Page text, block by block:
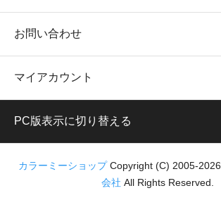
お問い合わせ
マイアカウント
PC版表示に切り替える
カラーミーショップ Copyright (C) 2005-2026
会社 All Rights Reserved.